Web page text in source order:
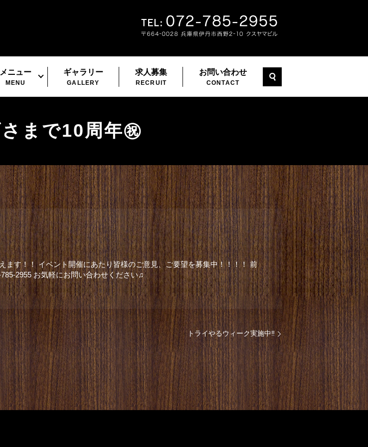
メニュー
MENU
ギャラリー
GALLERY
求人募集
RECRUIT
お問い合わせ
CONTACT
まで10周年㊗️
ます！！ イベント開催にあたり皆様のご意見、ご要望を募集中！！！！ 前
2955 お気軽にお問い合わせください♫
トライやるウィーク実施中‼️